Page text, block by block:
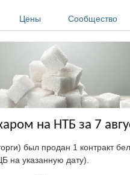
Цены Сообщество
на НТБ за 7
был продан 1 контракт
на указанную дату).